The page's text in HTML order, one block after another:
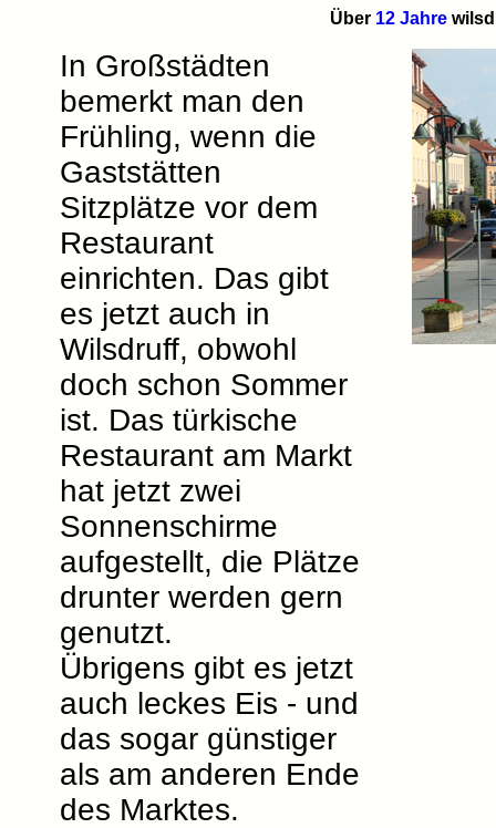
Über 12 Jahre
In Großstädten
bemerkt man den
Frühling, wenn die
Gaststätten
Sitzplätze vor dem
Restaurant
einrichten. Das gibt
es jetzt auch in
Wilsdruff, obwohl
doch schon Sommer
ist. Das türkische
Restaurant am Markt
hat jetzt zwei
Sonnenschirme
aufgestellt, die Plätze
drunter werden gern
genutzt.
Übrigens gibt es jetzt
auch leckes Eis - und
das sogar günstiger
als am anderen Ende
des Marktes.